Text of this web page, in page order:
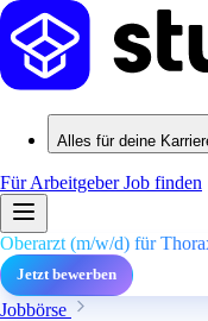
Alles für deine
Für ArbeitgeberJob finden
Oberarzt (m/w/d) für
Jetzt bewerben
Jobbörse